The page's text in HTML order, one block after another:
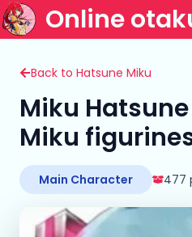
Online
Back to Hatsune Miku
Miku
Miku
Main Character 477